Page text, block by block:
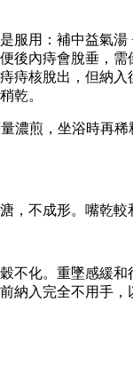
服用：補中益氣湯
後內痔會脫垂，需
痔核脫出，但納
乾。
濃煎，坐浴時再
，不成形。嘴乾較
不化。重墜感緩和
納入完全不用手，